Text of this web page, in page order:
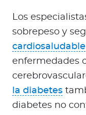
Los
sobrepeso y
cardiosaludable
enfermedades
la diabetes
diabetes no